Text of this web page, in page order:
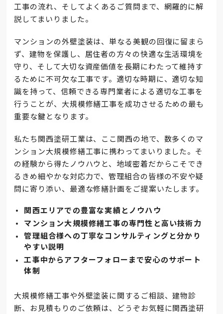
工事の流れ、そしてよくあるご質問まで、網羅的に解
説してまいりました。
マンションの外壁塗装は、単なる美観の回復に留まら
ず、建物を保護し、居住者の方々の快適な生活環境を
守り、そして大切な資産価値を長期にわたって維持す
るために不可欠な工事です。適切な時期に、適切な知
識を持って、信頼できる専門業者による適切な工事を
行うことが、大規模修繕工事を成功させるための最も
重要な鍵となります。
私たち関西塗研工業は、ここ関西の地で、数多くのマ
ンション大規模修繕工事に携わってまいりました。そ
の経験から得たノウハウと、地域密着だからこそでき
るきめ細やかな対応力で、管理組合の皆様の不安や疑
問に寄り添い、最適な修繕計画をご提案いたします。
関西エリアでの豊富な実績とノウハウ
マンション大規模修繕工事の専門性と高い技術力
管理組合様への丁寧なコンサルティングと分かり
やすい説明
工事中からアフターフォローまで安心のサポート
体制
大規模修繕工事や外壁塗装に関するご相談、建物診
断、お見積もりのご依頼は、どうぞお気軽に関西塗研